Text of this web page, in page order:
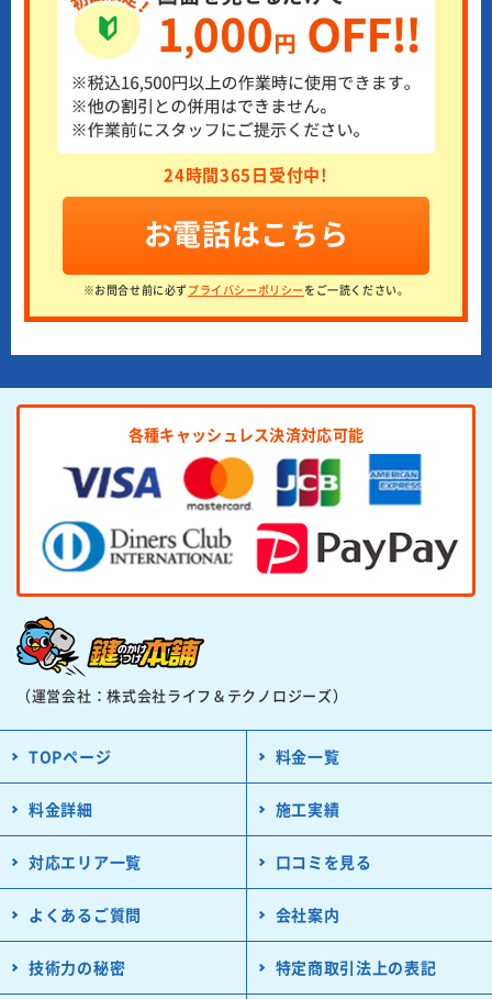
24時間365日受付中!
お電話はこちら
※お問合せ前に必ずプライバシーポリシー をご一読ください。
各種キャッシュレス決済対応可能
（運営会社：株式会社ライフ＆テクノロジーズ）
TOPページ 料金一覧
料金詳細 施工実績
対応エリア一覧 口コミを見る
よくあるご質問 会社案内
技術力の秘密 特定商取引法上の表記